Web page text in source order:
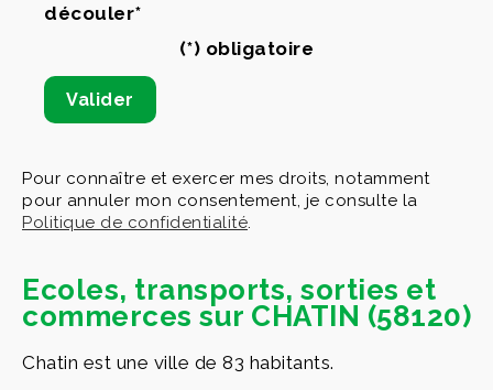
découler*
(*) obligatoire
Pour connaître et exercer mes droits, notamment
pour annuler mon consentement, je consulte la
Politique de confidentialité
Ecoles, transports, sorties et
commerces sur CHATIN (58120)
Chatin est une ville de 83 habitants.